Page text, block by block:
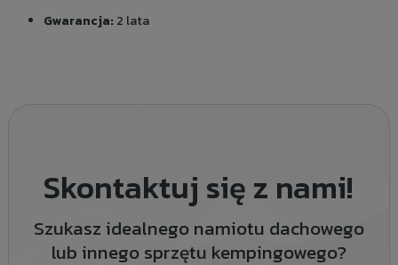
Gwarancja:2 lata
Skontaktuj się z nami!
Szukasz idealnego namiotu dachowego
lub innego sprzętu kempingowego?